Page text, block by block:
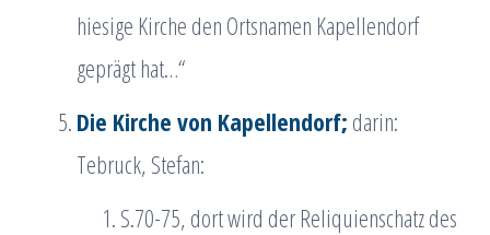
hiesige Kirche den Ortsnamen Kapellendorf
geprägt hat…“
Die Kirche von Kapellendorf; darin:
Tebruck, Stefan:
S.70-75, dort wird der Reliquienschatz des